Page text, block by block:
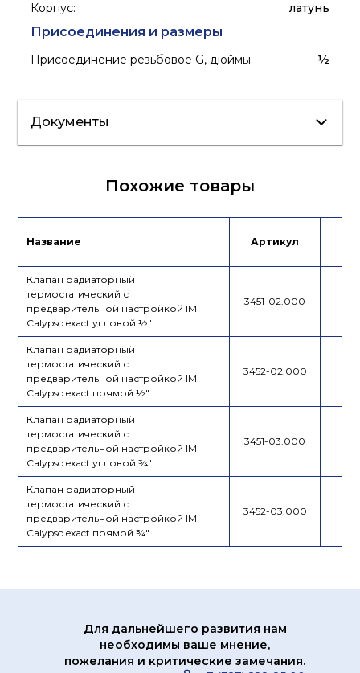
Корпус: латунь
Присоединения и размеры
Присоединение резьбовое G, дюймы: ½
Документы
Декларация
Инструкция Лист данных
Похожие товары
Название Артикул
Клапан радиаторный
термостатический с
предварительной настройкой IMI
Calypso exact угловой ½"
3451-02.000
Клапан радиаторный
термостатический с
предварительной настройкой IMI
Calypso exact прямой ½"
3452-02.000
Клапан радиаторный
термостатический с
предварительной настройкой IMI
Calypso exact угловой ¾"
3451-03.000
Клапан радиаторный
термостатический с
предварительной настройкой IMI
Calypso exact прямой ¾"
3452-03.000
Для дальнейшего развития нам
необходимы ваше мнение,
пожелания и критические замечания.